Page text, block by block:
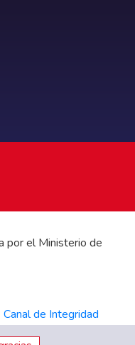
por el Ministerio de
Canal de Integridad